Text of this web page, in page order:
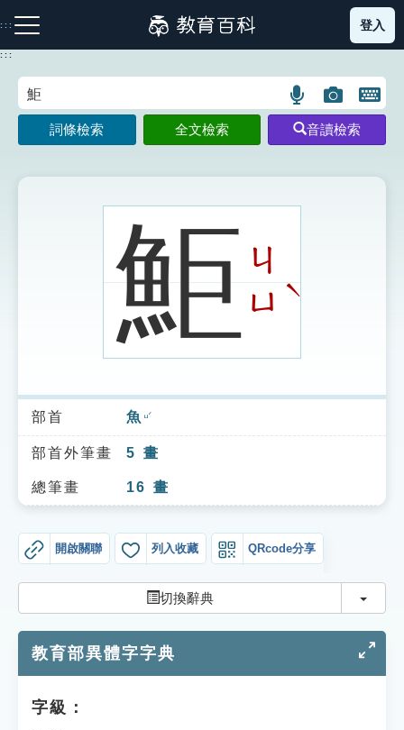
到
主
:::
注音索引圖示 筆畫索引圖示 部首索引表圖示
索引選單
知識索引
單字索引
貓頭鷹博士
登入
:::
語
言
搜
示
圖
片
搜
開
鍵
圖
詞條檢索 全文檢索 音讀檢索
鮔 ㄐ
ㄩˋ
部首 魚 ㄩˊ
部首外筆畫 5 畫
總筆畫 16 畫
開啟關聯 列入收藏 QRcode分享
切換辭典 切換
教育部異體字字典
字級：